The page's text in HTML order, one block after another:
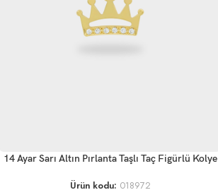
SEPETE EKLE
14 Ayar Sarı Altın Pırlanta Taşlı Taç Figürlü Kolye
Ürün kodu: 018972